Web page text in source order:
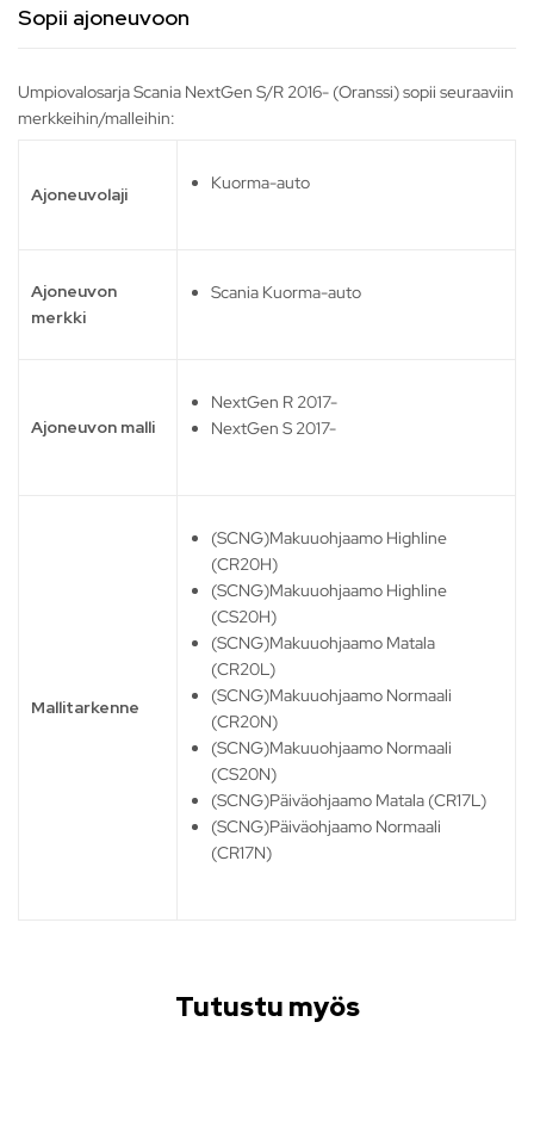
Sopii ajoneuvoon
Umpiovalosarja Scania NextGen S/R 2016- (Oranssi) sopii seuraaviin
merkkeihin/malleihin:
Ajoneuvolaji
Kuorma-auto
Ajoneuvon
merkki
Scania Kuorma-auto
Ajoneuvon malli
NextGen R 2017-
NextGen S 2017-
Mallitarkenne
(SCNG)Makuuohjaamo Highline
(CR20H)
(SCNG)Makuuohjaamo Highline
(CS20H)
(SCNG)Makuuohjaamo Matala
(CR20L)
(SCNG)Makuuohjaamo Normaali
(CR20N)
(SCNG)Makuuohjaamo Normaali
(CS20N)
(SCNG)Päiväohjaamo Matala (CR17L)
(SCNG)Päiväohjaamo Normaali
(CR17N)
Tutustu myös